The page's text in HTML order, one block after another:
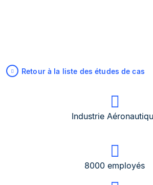
Retour à la liste des études de cas
Industrie
8000 employés